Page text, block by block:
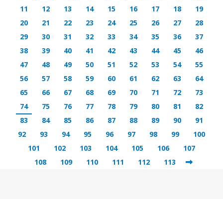
11
12 13 14 15 16 17 18
19
20
21 22 23 24 25 26 27
28
29
30 31 32 33 34 35 36
37
38
39 40 41 42 43 44 45
46
47
48 49 50 51 52 53 54
55
56
57 58 59 60 61 62 63
64
65
66 67 68 69 70 71 72
73
74
75 76 77 78 79 80 81
82
83
84 85 86 87 88 89 90
91
92
93 94 95 96 97 98 99
100
101
102 103 104 105 106
107
108
109 110 111 112 113